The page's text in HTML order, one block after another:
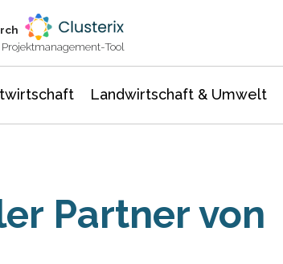
Tool
Landwirtschaft & Umwelt
Partner von